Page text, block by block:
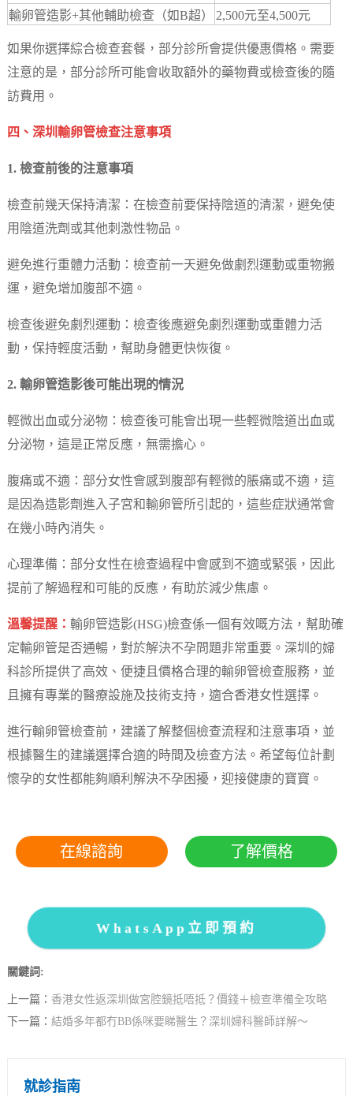
輸卵管造影+其他輔助檢查（如B超）
2,500元至4,500元
如果你選擇綜合檢查套餐，部分診所會提供優惠價格。需要
注意的是，部分診所可能會收取額外的藥物費或檢查後的隨
訪費用。
四、深圳輸卵管檢查注意事項
1. 檢查前後的注意事項
檢查前幾天保持清潔：在檢查前要保持陰道的清潔，避免使
用陰道洗劑或其他刺激性物品。
避免進行重體力活動：檢查前一天避免做劇烈運動或重物搬
運，避免增加腹部不適。
檢查後避免劇烈運動：檢查後應避免劇烈運動或重體力活
動，保持輕度活動，幫助身體更快恢復。
2. 輸卵管造影後可能出現的情況
輕微出血或分泌物：檢查後可能會出現一些輕微陰道出血或
分泌物，這是正常反應，無需擔心。
腹痛或不適：部分女性會感到腹部有輕微的脹痛或不適，這
是因為造影劑進入子宮和輸卵管所引起的，這些症狀通常會
在幾小時內消失。
心理準備：部分女性在檢查過程中會感到不適或緊張，因此
提前了解過程和可能的反應，有助於減少焦慮。
溫馨提醒： 輸卵管造影(HSG)檢查係一個有效嘅方法，幫助確
定輸卵管是否通暢，對於解決不孕問題非常重要。深圳的婦
科診所提供了高效、便捷且價格合理的輸卵管檢查服務，並
且擁有專業的醫療設施及技術支持，適合香港女性選擇。
進行輸卵管檢查前，建議了解整個檢查流程和注意事項，並
根據醫生的建議選擇合適的時間及檢查方法。希望每位計劃
懷孕的女性都能夠順利解決不孕困擾，迎接健康的寶寶。
在線諮詢 了解價格
WhatsApp立即預約
關鍵詞:
上一篇： 香港女性返深圳做宮腔鏡抵唔抵？價錢＋檢查準備全攻略
下一篇： 結婚多年都冇BB係咪要睇醫生？深圳婦科醫師詳解～
就診指南